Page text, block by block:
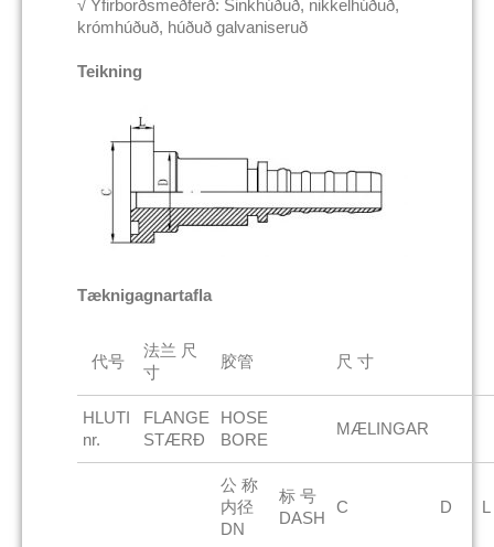
√ Yfirborðsmeðferð: Sinkhúðuð, nikkelhúðuð,
krómhúðuð, húðuð galvaniseruð
Teikning
Tæknigagnartafla
代号
法兰 尺
寸
胶管 尺 寸
HLUTI
nr.
FLANGE
STÆRÐ
HOSE
BORE
MÆLINGAR
公 称
内径
DN
标 号
DASH
C D L